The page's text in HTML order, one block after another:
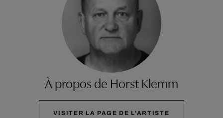
À propos de Horst Klemm
VISITER LA PAGE DE L'ARTISTE